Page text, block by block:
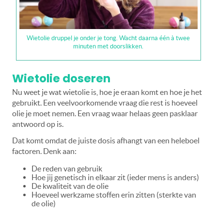
Wietolie druppel je onder je tong. Wacht daarna één à twee
minuten met doorslikken.
Wietolie doseren
Nu weet je wat wietolie is, hoe je eraan komt en hoe je het
gebruikt. Een veelvoorkomende vraag die rest is hoeveel
olie je moet nemen. Een vraag waar helaas geen pasklaar
antwoord op is.
Dat komt omdat de juiste dosis afhangt van een heleboel
factoren. Denk aan:
De reden van gebruik
Hoe jij genetisch in elkaar zit (ieder mens is anders)
De kwaliteit van de olie
Hoeveel werkzame stoffen erin zitten (sterkte van
de olie)